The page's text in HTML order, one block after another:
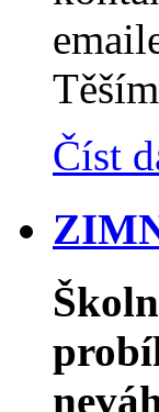
Číst